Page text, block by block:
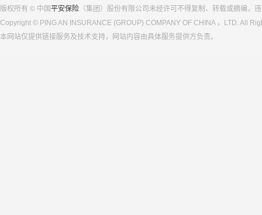
版权所有 © 中国平安保险 （集团）股份有限公司未经许可不得复制、转载或摘编，
Copyright © PING AN INSURANCE (GROUP) COMPANY OF CHINA ，LTD. All
本网站仅提供链接服务及技术支持，网站内容由具体服务提供方负责。